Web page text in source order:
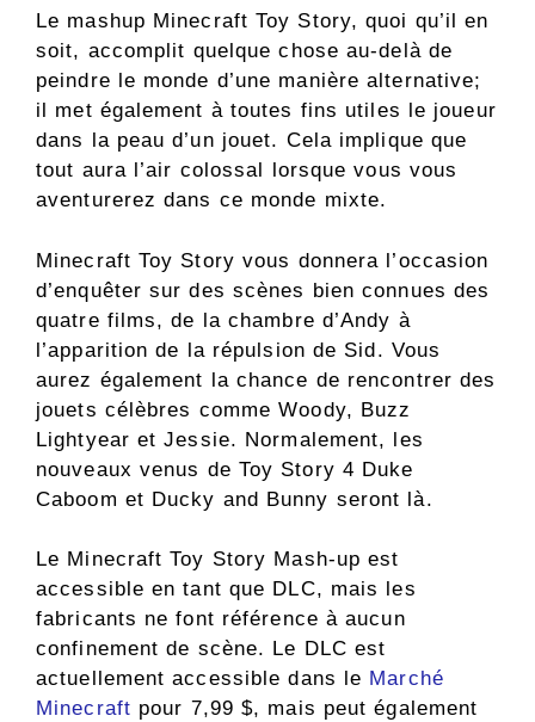
Le mashup Minecraft Toy Story, quoi qu’il en
soit, accomplit quelque chose au-delà de
peindre le monde d’une manière alternative;
il met également à toutes fins utiles le joueur
dans la peau d’un jouet. Cela implique que
tout aura l’air colossal lorsque vous vous
aventurerez dans ce monde mixte.
Minecraft Toy Story vous donnera l’occasion
d’enquêter sur des scènes bien connues des
quatre films, de la chambre d’Andy à
l’apparition de la répulsion de Sid. Vous
aurez également la chance de rencontrer des
jouets célèbres comme Woody, Buzz
Lightyear et Jessie. Normalement, les
nouveaux venus de Toy Story 4 Duke
Caboom et Ducky and Bunny seront là.
Le Minecraft Toy Story Mash-up est
accessible en tant que DLC, mais les
fabricants ne font référence à aucun
confinement de scène. Le DLC est
actuellement accessible dans le Marché
Minecraft pour 7,99 $, mais peut également